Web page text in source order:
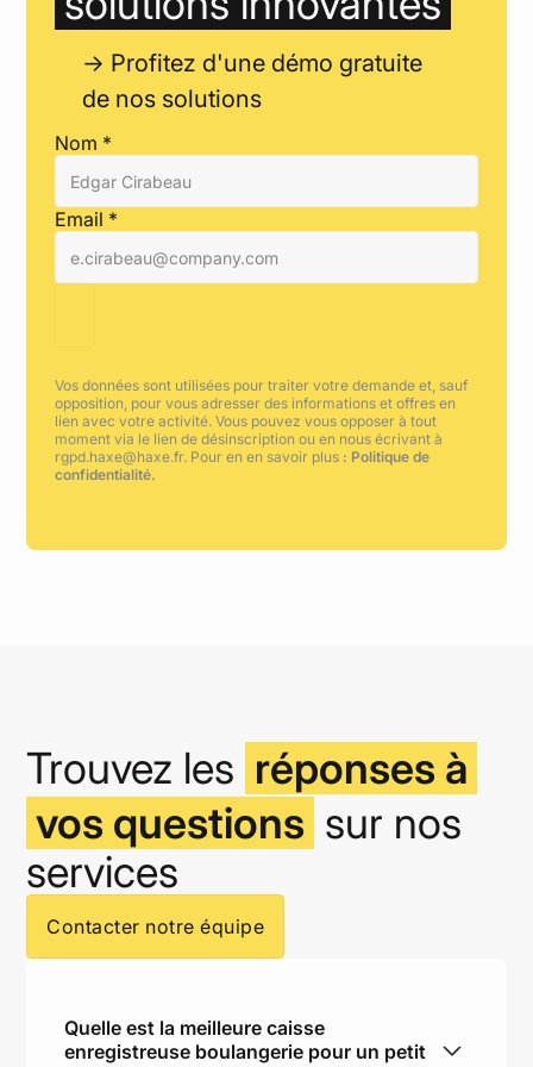
-> Profitez d'une démo gratuite
de nos solutions
Nom *
Email *
Vos données sont utilisées pour traiter votre demande et, sauf
opposition, pour vous adresser des informations et offres en
lien avec votre activité. Vous pouvez vous opposer à tout
moment via le lien de désinscription ou en nous écrivant à
rgpd.haxe@haxe.fr. Pour en en savoir plus : Politique de
confidentialité.
Trouvez les réponses à
vos questions sur nos
services
Contacter notre équipe
Quelle est la meilleure caisse
enregistreuse boulangerie pour un petit